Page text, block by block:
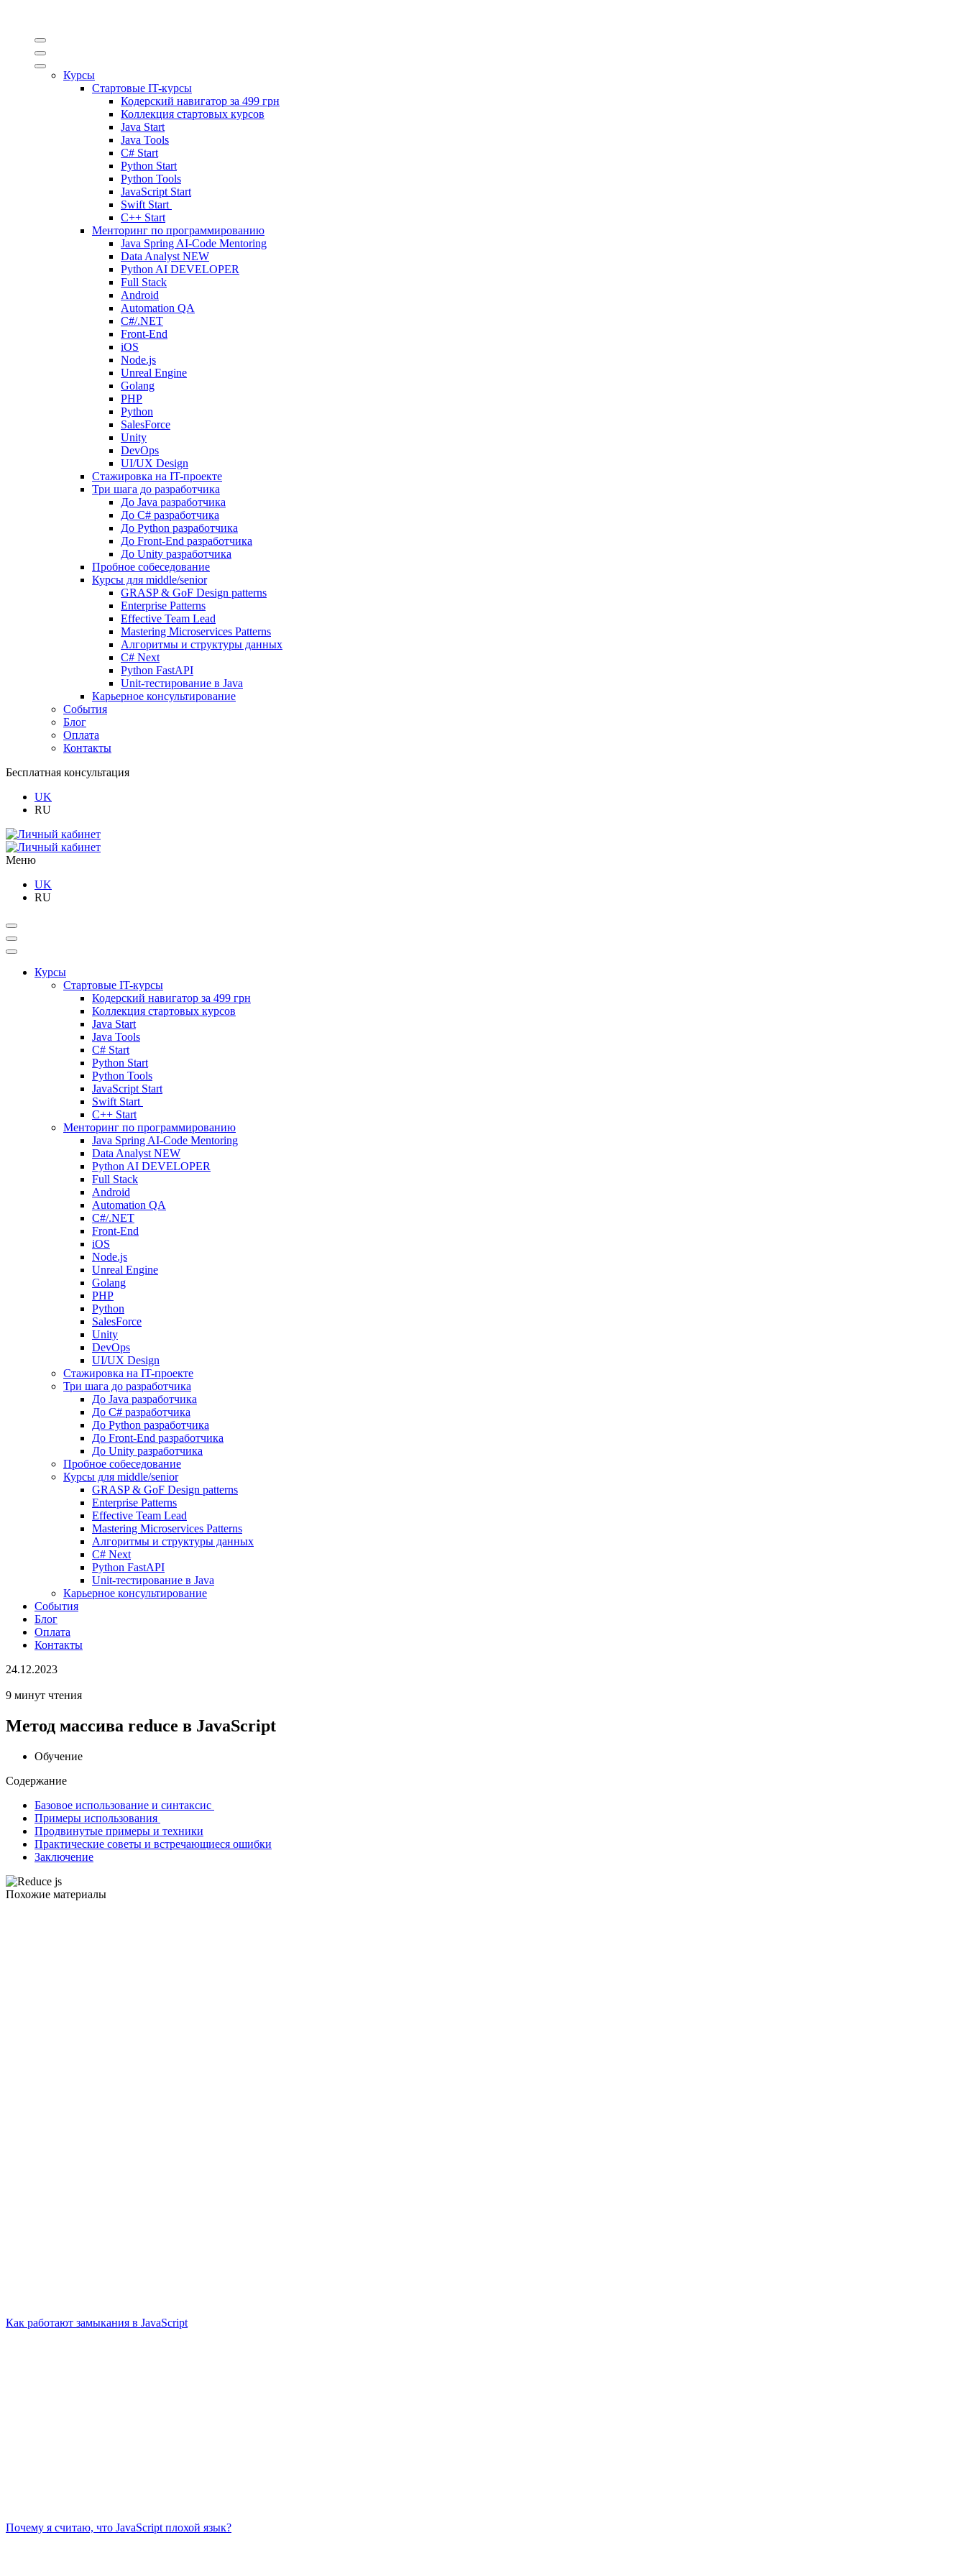
Курсы
Стартовые IT-курсы
Кодерский навигатор за 499 грн
Коллекция стартовых курсов
Java Start
Java Tools
C# Start
Python Start
Python Tools
JavaScript Start
Swift Start
C++ Start
Менторинг по программированию
Java Spring AI-Code Mentoring
Data Analyst NEW
Python AI DEVELOPER
Full Stack
Android
Automation QA
C#/.NET
Front-End
iOS
Node.js
Unreal Engine
Golang
PHP
Python
SalesForce
Unity
DevOps
UI/UX Design
Стажировка на IT-проекте
Три шага до разработчика
До Java разработчика
До C# разработчика
До Python разработчика
До Front-End разработчика
До Unity разработчика
Пробное собеседование
Курсы для middle/senior
GRASP & GoF Design patterns
Enterprise Patterns
Effective Team Lead
Mastering Microservices Patterns
Алгоритмы и структуры данных
C# Next
Python FastAPI
Unit-тестирование в Java
Карьерное консультирование
События
Блог
Оплата
Контакты
Бесплатная консультация
UK
RU
Меню
UK
RU
Курсы
Стартовые IT-курсы
Кодерский навигатор за 499 грн
Коллекция стартовых курсов
Java Start
Java Tools
C# Start
Python Start
Python Tools
JavaScript Start
Swift Start
C++ Start
Менторинг по программированию
Java Spring AI-Code Mentoring
Data Analyst NEW
Python AI DEVELOPER
Full Stack
Android
Automation QA
C#/.NET
Front-End
iOS
Node.js
Unreal Engine
Golang
PHP
Python
SalesForce
Unity
DevOps
UI/UX Design
Стажировка на IT-проекте
Три шага до разработчика
До Java разработчика
До C# разработчика
До Python разработчика
До Front-End разработчика
До Unity разработчика
Пробное собеседование
Курсы для middle/senior
GRASP & GoF Design patterns
Enterprise Patterns
Effective Team Lead
Mastering Microservices Patterns
Алгоритмы и структуры данных
C# Next
Python FastAPI
Unit-тестирование в Java
Карьерное консультирование
События
Блог
Оплата
Контакты
24.12.2023
9 минут чтения
Метод массива reduce в JavaScript
Обучение
Содержание
Базовое использование и синтаксис
Примеры использования
Продвинутые примеры и техники
Практические советы и встречающиеся ошибки
Заключение
Похожие материалы
Как работают замыкания в JavaScript
Почему я считаю, что JavaScript плохой язык?